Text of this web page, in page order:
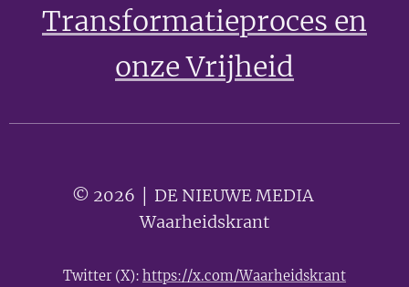
Transformatieproces en
onze Vrijheid
© 2026 │ DE NIEUWE MEDIA 🟣
Waarheidskrant
Twitter (X): https://x.com/Waarheidskrant